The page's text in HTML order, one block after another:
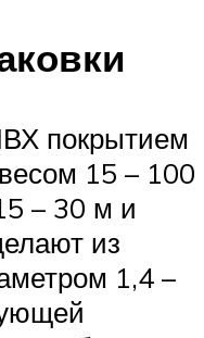
покрытием
15 – 100
– 30 м и
из
1,4 –